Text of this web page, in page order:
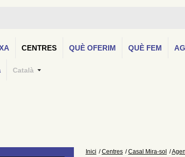
CENTRES QUÈ OFERIM QUÈ FEM
Català
Inici Centres Casal Mira-sol